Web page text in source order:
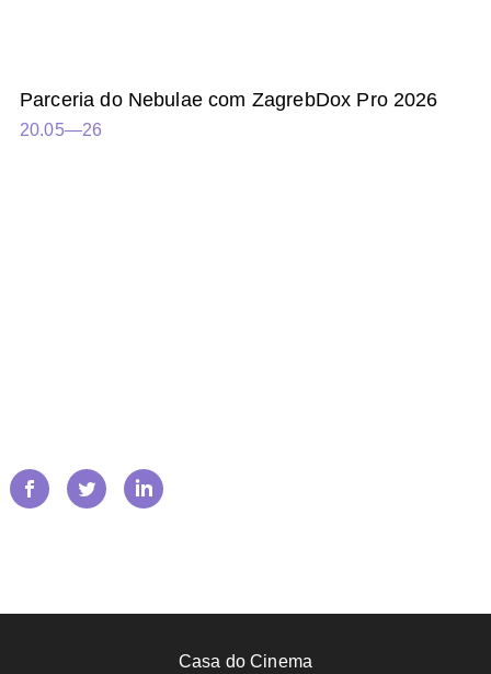
Parceria do Nebulae com ZagrebDox Pro 2026
20.05—26
Casa do Cinema